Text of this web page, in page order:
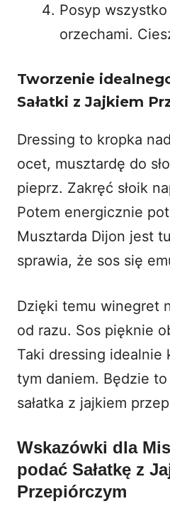
Posyp
orzechami.
Tworzenie
Sałatki z Jajkiem
Dressing to kropka
ocet, musztardę do
pieprz. Zakręć słoik
Potem energicznie
Musztarda Dijon jest
sprawia, że sos się
Dzięki temu winegret
od razu. Sos pięknie
Taki dressing idealnie
tym daniem. Będzie
sałatka z jajkiem
Wskazówki dla
podać Sałatkę z
Przepiórczym